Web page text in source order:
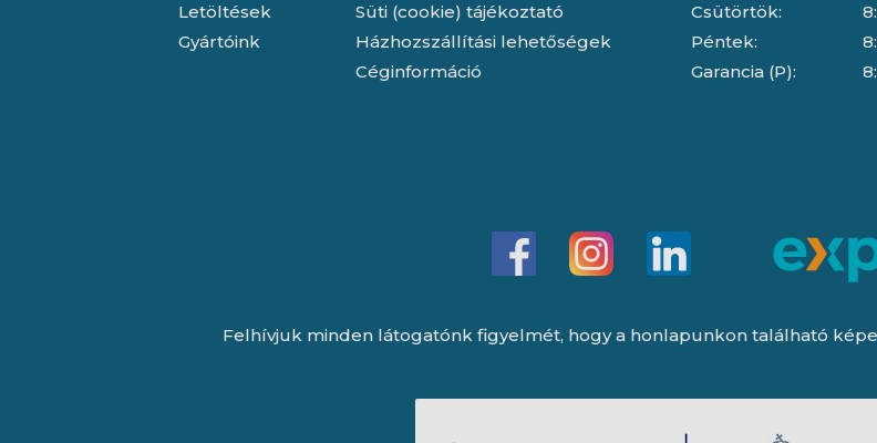
Letöltések
Gyártóink
Süti (cookie) tájékoztató
Házhozszállítási lehetőségek
Céginformáció
Csütörtök:
Péntek:
Garancia (P):
Felhívjuk minden látogatónk figyelmét, hogy a honlapunkon található